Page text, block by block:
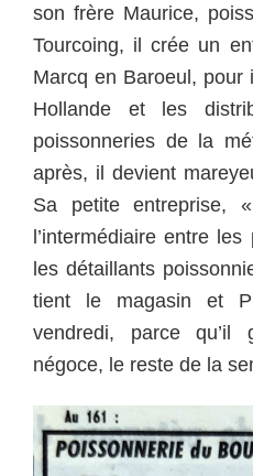
son frère Maurice,
Tourcoing, il crée un
Marcq en Baroeul, pour
Hollande et les
poissonneries de la
après, il devient
Sa petite entreprise,
l’intermédiaire entre
les détaillants
tient le magasin et
vendredi, parce
négoce, le reste de la